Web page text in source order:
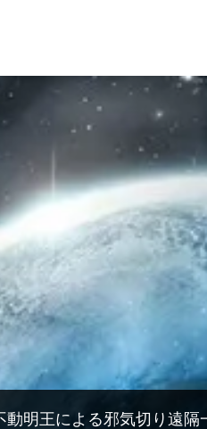
明王による邪気切り遠隔